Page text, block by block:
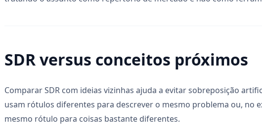
SDR versus conceitos próximos
Comparar SDR com ideias vizinhas ajuda a evitar sobreposição
usam rótulos diferentes para descrever o mesmo problema ou, no
mesmo rótulo para coisas bastante diferentes.